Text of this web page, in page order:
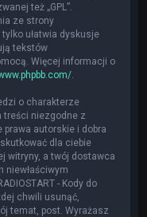
też „GPL”.
ze strony
tylko ułatwia dyskusje
tekstów
Więcej informacji o
o charakterze
treści niezgodne z
autorskie i dobra
dla ciebie
witryny, a twój dostawca
niewłaściwym
- Kody do
chwili usunąć,
temat, post. Wyrażasz